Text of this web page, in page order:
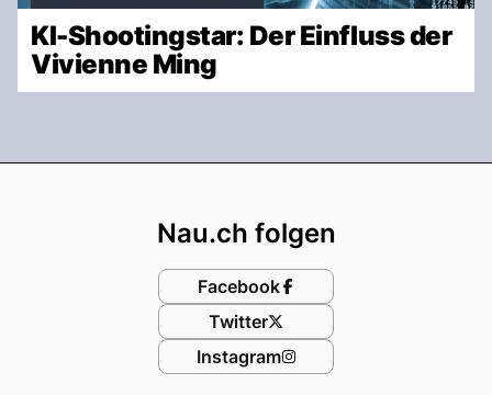
KI-Shootingstar: Der Einfluss der
Vivienne Ming
Nau.ch folgen
Facebook
Twitter
Instagram